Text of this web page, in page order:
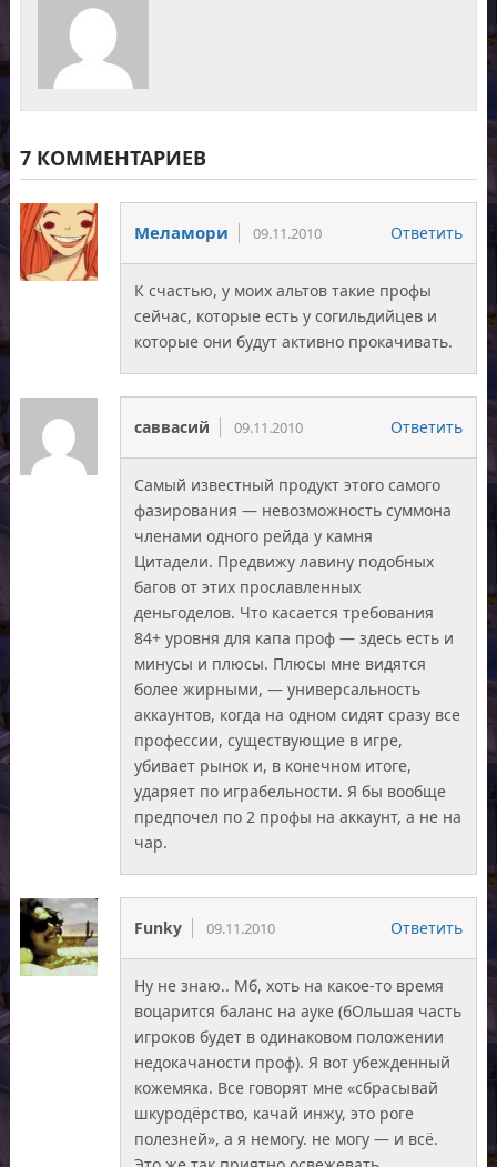
7 КОММЕНТАРИЕВ
Меламори 09.11.2010 Ответить
К счастью, у моих альтов такие профы
сейчас, которые есть у согильдийцев и
которые они будут активно прокачивать.
саввасий 09.11.2010 Ответить
Самый известный продукт этого самого
фазирования — невозможность суммона
членами одного рейда у камня
Цитадели. Предвижу лавину подобных
багов от этих прославленных
деньгоделов. Что касается требования
84+ уровня для капа проф — здесь есть и
минусы и плюсы. Плюсы мне видятся
более жирными, — универсальность
аккаунтов, когда на одном сидят сразу все
профессии, существующие в игре,
убивает рынок и, в конечном итоге,
ударяет по играбельности. Я бы вообще
предпочел по 2 профы на аккаунт, а не на
чар.
Funky 09.11.2010 Ответить
Ну не знаю.. Мб, хоть на какое-то время
воцарится баланс на ауке (бОльшая часть
игроков будет в одинаковом положении
недокачаности проф). Я вот убежденный
кожемяка. Все говорят мне «сбрасывай
шкуродёрство, качай инжу, это роге
полезней», а я немогу. не могу — и всё.